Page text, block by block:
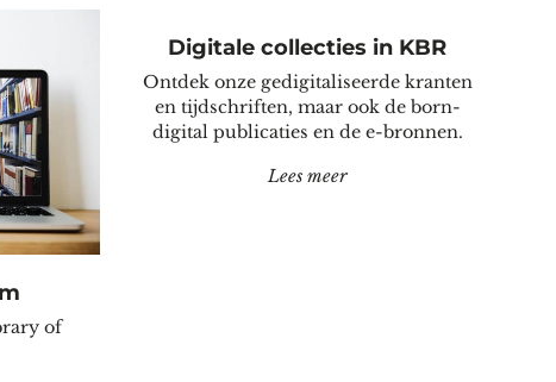
of
Digitale collecties in KBR
Ontdek onze gedigitaliseerde kranten
en tijdschriften, maar ook de born-
digital publicaties en de e-bronnen.
Lees meer"Digitale collecties in KBR"